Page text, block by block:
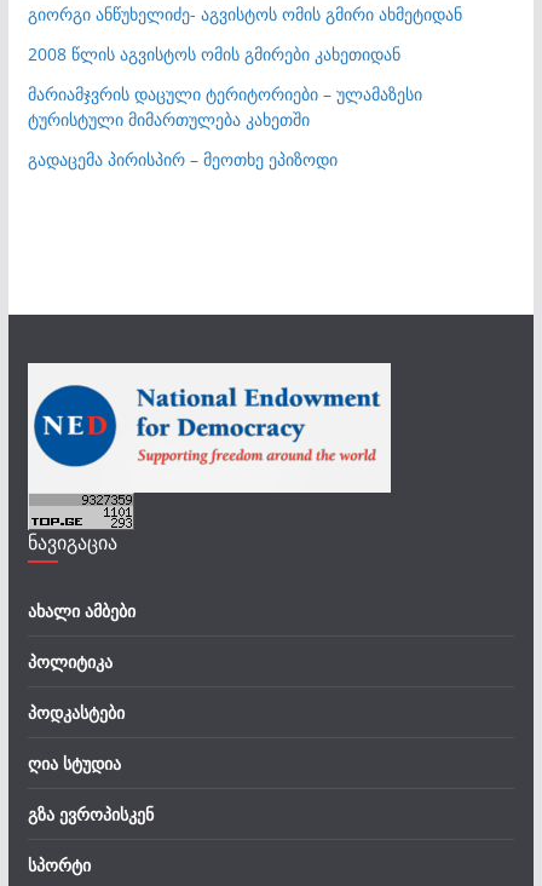
გიორგი ანწუხელიძე- აგვისტოს ომის გმირი ახმეტიდან
2008 წლის აგვისტოს ომის გმირები კახეთიდან
მარიამჯვრის დაცული ტერიტორიები – ულამაზესი
ტურისტული მიმართულება კახეთში
გადაცემა პირისპირ – მეოთხე ეპიზოდი
ნავიგაცია
ახალი ამბები
პოლიტიკა
პოდკასტები
ღია სტუდია
გზა ევროპისკენ
სპორტი